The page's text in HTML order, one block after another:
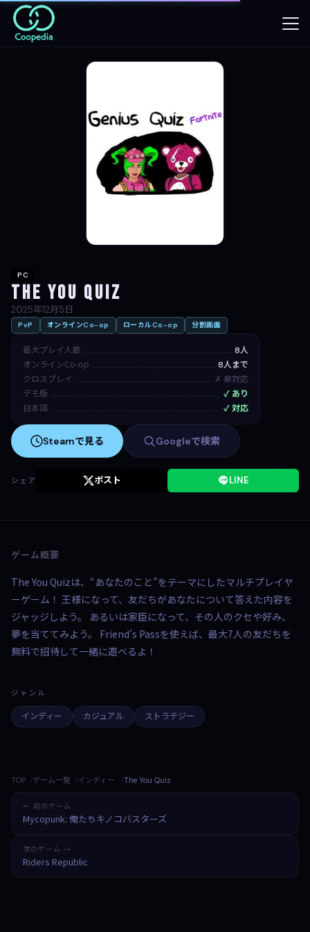
PC
The You Quiz
2025年12月5日
PvP オンラインCo-op ローカルCo-op 分割画面
最大プレイ人数 8人
オンラインCo-op 8人まで
クロスプレイ ✗ 非対応
デモ版 ✓ あり
日本語 ✓ 対応
Steamで見る Googleで検索
シェア ポスト LINE
ゲーム概要
The You Quizは、“あなたのこと”をテーマにしたマルチプレイヤ
ーゲーム！ 王様になって、友だちがあなたについて答えた内容を
ジャッジしよう。 あるいは家臣になって、その人のクセや好み、
夢を当ててみよう。 Friend’s Passを使えば、最大7人の友だちを
無料で招待して一緒に遊べるよ！
ジャンル
インディー カジュアル ストラテジー
TOP ゲーム一覧 インディー The You Quiz
← 前のゲーム
Mycopunk: 俺たちキノコバスターズ
次のゲーム →
Riders Republic